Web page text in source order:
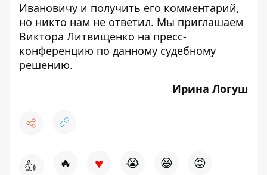
Ивановичу и получить его комментарий,
но никто нам не ответил. Мы приглашаем
Виктора Литвищенко на пресс-
конференцию по данному судебному
решению.
Ирина Логуш
👍 🔥 ♥ 😭 😆 😡